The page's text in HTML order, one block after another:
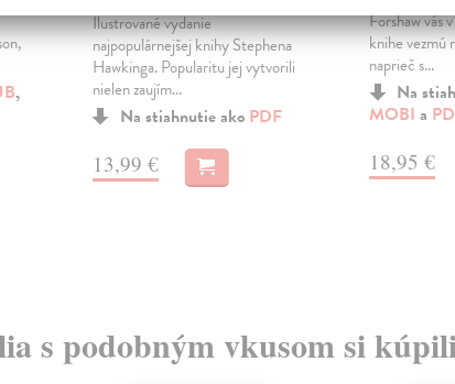
,
Ilustrované vydanie
najpopulárnejšej knihy Stephena
Hawkinga. Popularitu jej vytvorili
nielen zaujím...
Na stiahnutie ako PDF
13,99 €
Forshaw vás
knihe vezmú
naprieč s...
Na
MOBI a
18,95 €
s podobným vkusom si